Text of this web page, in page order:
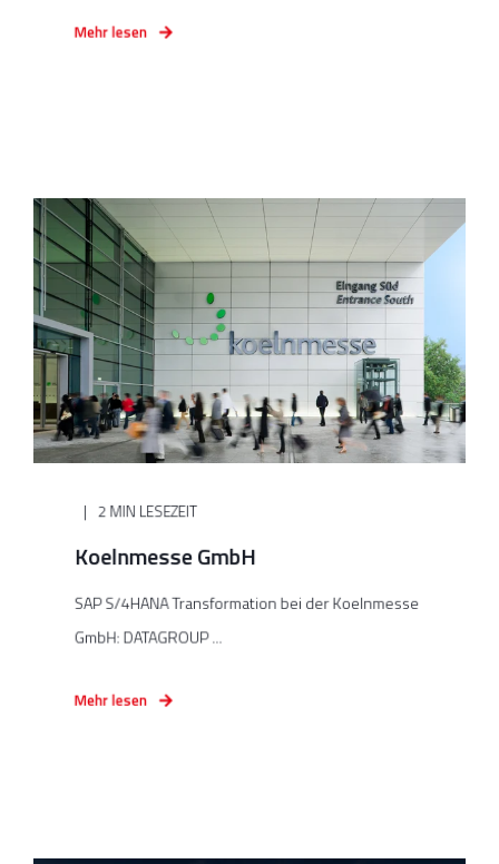
Mehr lesen
2 MIN LESEZEIT
Koelnmesse GmbH
SAP S/4HANA Transformation bei der Koelnmesse
GmbH: DATAGROUP ...
Mehr lesen